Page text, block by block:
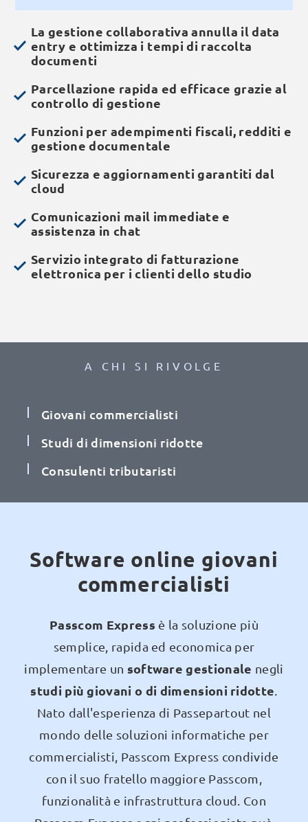
La gestione collaborativa annulla il data
entry e ottimizza i tempi di raccolta
documenti
Parcellazione rapida ed efficace grazie al
controllo di gestione
Funzioni per adempimenti fiscali, redditi e
gestione documentale
Sicurezza e aggiornamenti garantiti dal
cloud
Comunicazioni mail immediate e
assistenza in chat
Servizio integrato di fatturazione
elettronica per i clienti dello studio
A CHI SI RIVOLGE
Giovani commercialisti
Studi di dimensioni ridotte
Consulenti tributaristi
Software online giovani
commercialisti
Passcom Express è la soluzione più
semplice, rapida ed economica per
implementare un software gestionale negli
studi più giovani o di dimensioni ridotte
Nato dall'esperienza di Passepartout nel
mondo delle soluzioni informatiche per
commercialisti, Passcom Express condivide
con il suo fratello maggiore Passcom,
funzionalità e infrastruttura cloud. Con